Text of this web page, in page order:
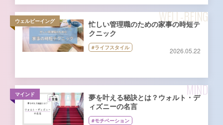
ウェルビーイング WELL-BEING
忙しい管理職のための家事の時短テ
クニック
#ライフスタイル 2026.05.22
マインド MIND
夢を叶える秘訣とは？ウォルト・デ
ィズニーの名言
#モチベーション